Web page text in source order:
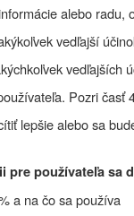
alebo radu,
vedľajší
vedľajších
Pozri časť
lepšie alebo sa
pre používateľa sa
a na čo sa používa